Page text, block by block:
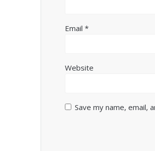
Email*
Website
Save my name, email,